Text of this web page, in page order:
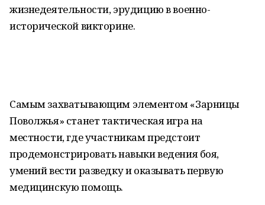
жизнедеятельности, эрудицию в военно-
исторической викторине.
Самым захватывающим элементом «Зарницы
Поволжья» станет тактическая игра на
местности, где участникам предстоит
продемонстрировать навыки ведения боя,
умений вести разведку и оказывать первую
медицинскую помощь.